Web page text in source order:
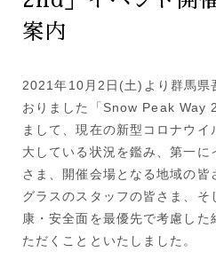
案内
2021年10月2日(土)より群馬県
おりました「Snow Peak Way
まして、現在の新型コロナウ
大している状況を鑑み、第一に
さま、開催会場となる地域の皆
グラスのスタッフの皆さま、そ
康・安全面を最優先で考慮した
ただくことといたしました。